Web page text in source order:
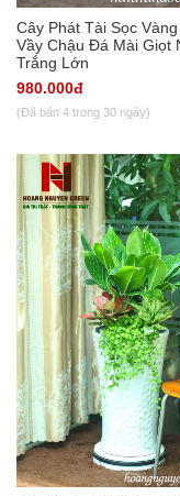
Cây Phát Tài Sọc
Vầy Chậu Đá Mài Giọt
Trắng Lớn
980.000đ
(Đã bán 4 trong 30 ngày)